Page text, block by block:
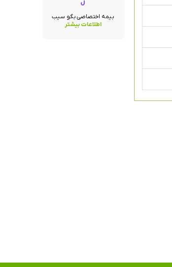
بیمه اختصاصی بگو سیب
اطلاعات بیشتر